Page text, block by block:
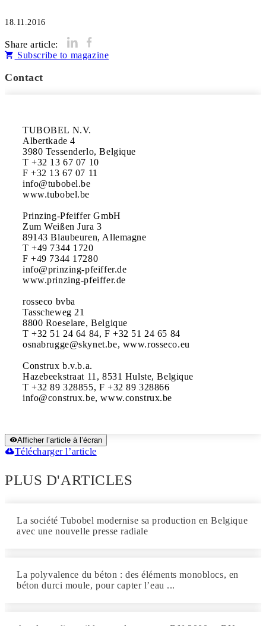
18.11.2016
Share article:
Subscribe to magazine
Contact
TUBOBEL N.V.
Albertkade 4
3980 Tessenderlo, Belgique
T +32 13 67 07 10
F +32 13 67 07 11
info@tubobel.be
www.tubobel.be
Prinzing-Pfeiffer GmbH
Zum Weißen Jura 3
89143 Blaubeuren, Allemagne
T +49 7344 1720
F +49 7344 17280
info@prinzing-pfeiffer.de
www.prinzing-pfeiffer.de
rosseco bvba
Tasscheweg 21
8800 Roeselare, Belgique
T +32 51 24 64 84, F +32 51 24 65 84
osnabrugge@skynet.be, www.rosseco.eu
Construx b.v.b.a.
Hazebeekstraat 11, 8531 Hulste, Belgique
T +32 89 328855, F +32 89 328866
info@construx.be, www.construx.be
Afficher l’article à l’écran
Télécharger l’article
PLUS D'ARTICLES
La société Tubobel modernise sa production en Belgique
avec une nouvelle presse radiale
La polyvalence du béton : des éléments monoblocs, en
béton durci moule, pour capter l’eau ...